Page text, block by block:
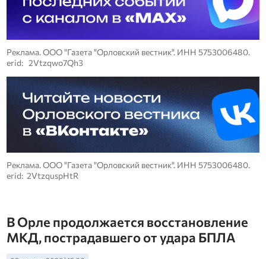
Реклама. ООО "Газета "Орловский вестник". ИНН 5753006480.
erid: 2Vtzqwo7Qh3
Реклама. ООО "Газета "Орловский вестник". ИНН 5753006480.
erid: 2VtzquspHtR
В Орле продолжается восстановление
МКД, пострадавшего от удара БПЛА